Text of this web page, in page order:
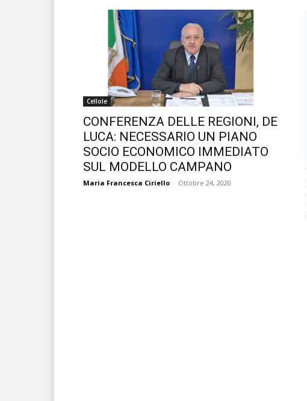
Cellole
CONFERENZA DELLE REGIONI, DE
LUCA: NECESSARIO UN PIANO
SOCIO ECONOMICO IMMEDIATO
SUL MODELLO CAMPANO
Maria Francesca Ciriello - Ottobre 24, 2020